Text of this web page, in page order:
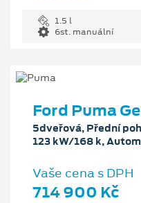
1.5 l
6st. manuální
Ford Puma
5dveřová, Přední
123 kW/168 k,
Vaše cena s DPH
714 900 Kč